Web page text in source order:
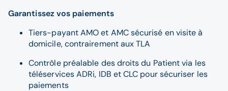
Garantissez vos paiements
Tiers-payant AMO et AMC sécurisé en visite à
domicile, contrairement aux TLA
Contrôle préalable des droits du Patient via les
téléservices ADRi, IDB et CLC pour sécuriser les
paiements